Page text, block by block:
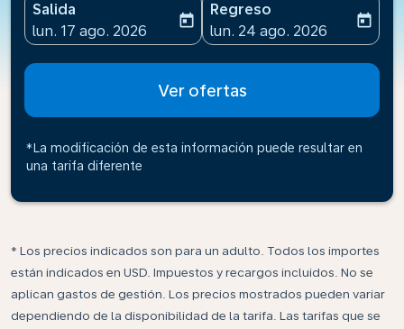
Salida
fc-booking-departure-date-aria-label
lun. 17 ago. 2026
today
Regreso
fc-booking-return-date-
lun. 24 ago. 2026
today
Ver ofertas
*La modificación de esta información puede resultar en
una tarifa diferente
* Los precios indicados son para un adulto. Todos los importes
están indicados en USD. Impuestos y recargos incluidos. No se
aplican gastos de gestión. Los precios mostrados pueden variar
dependiendo de la disponibilidad de la tarifa. Las tarifas que se